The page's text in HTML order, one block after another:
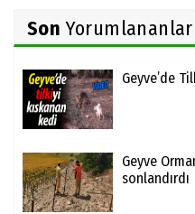
Son Yorumlananlar
Geyve’de
Geyve
sonlandırdı